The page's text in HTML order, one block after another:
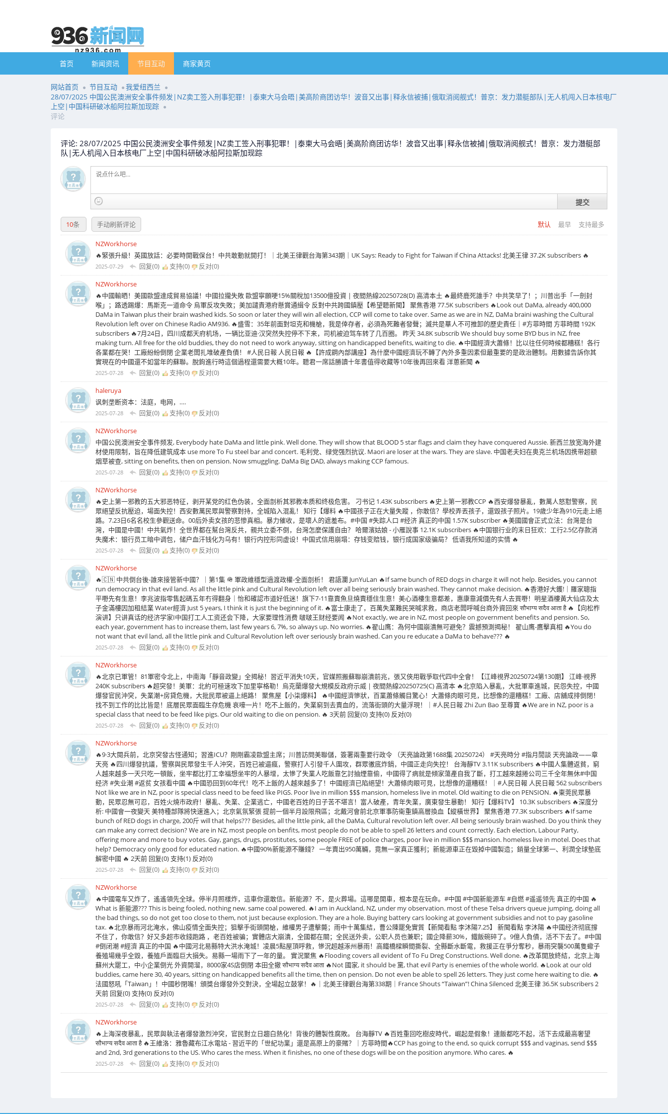
首页 新闻资讯 节目互动 商家黄页
网站首页 节目互动
我爱纽西兰
28/07/2025 中国公民澳洲安全事件频发|NZ卖工签入刑事犯罪！|泰柬大马会晤|美高阶商团访华！波音又出事|释永信被捕|俄取消阅舰式！普京：发力潜艇部队|无人机闯入日本核电厂
上空|中国科研破冰船阿拉斯加现踪
评论
评论: 28/07/2025 中国公民澳洲安全事件频发|NZ卖工签入刑事犯罪！|泰柬大马会晤|美高阶商团访华！波音又出事|释永信被捕|俄取消阅舰式！普京：发力潜艇部
队|无人机闯入日本核电厂上空|中国科研破冰船阿拉斯加现踪
提交
默认 最早 支持最多
10条 手动刷新评论
NZWorkhorse
🔥緊張升級！英國放話：必要時開戰保台！中共敢動就開打！｜北美王律觀台海第343期｜UK Says: Ready to Fight for Taiwan if China Attacks! 北美王律 37.2K subscribers 🔥
2025-07-29 回复(0) 支持(0) 反对(0)
NZWorkhorse
🔥中國輸晒！美國歐盟達成貿易協議！中國拉攏失敗 歐盟寧願哽15%關稅加13500億投資 | 夜間熱線20250728(D) 高清本土 🔥最終鹿死誰手？中共笑早了！；川普出手「一劍封
喉」；路透踢爆：馬斯克一道命令 烏軍反攻失敗；美加譴責港府懸賞通緝令 反對中共跨國鎮壓【希望聽新聞】 聚焦香港 77.5K subscribers 🔥Look out DaMa, already 400,000
DaMa in Taiwan plus their brain washed kids. So soon or later they will win all election, CCP will come to take over. Same as we are in NZ, DaMa braini washing the Cultural
Revolution left over on Chinese Radio AM936. 🔥盛雪：35年前面對坦克和機槍，我是倖存者，必須為死難者發聲；滅共是華人不可推卸的歷史責任｜#方菲時間 方菲時間 192K
subscribers 🔥7月24日，四川成都天府机场，一辆比亚迪·汉突然失控停不下来，司机被迫驾车转了几百圈。 昨天 34.8K subscrib We should buy some BYD bus in NZ, free
making turn. All free for the old buddies, they do not need to work anyway, sitting on handicapped benefits, waiting to die. 🔥中國經濟大蕭條！比以往任何時候都糟糕！各行
各業都在哭！工廠紛紛倒閉 企業老闆扎堆破產負債！ #人民日報 人民日報 🔥【許成鋼內部講座】為什麼中國經濟玩不轉了內外多重因素但最重要的是政治體制。用數據告訴你其
實現在的中國還不如當年的蘇聯。脫鉤進行時這個過程還需要大概10年。聽君一席話勝讀十年書值得收藏等10年後再回來看 洋蔥新聞 🔥
2025-07-28 回复(0) 支持(0) 反对(0)
haleruya
讽刺垄断资本：法庭，电网，….
2025-07-28 回复(0) 支持(0) 反对(0)
NZWorkhorse
中国公民澳洲安全事件频发, Everybody hate DaMa and little pink. Well done. They will show that BLOOD 5 star flags and claim they have conquered Aussie. 新西兰放宽海外建
材使用限制，旨在降低建筑成本 use more To Fu steel bar and concert. 毛利党、绿党强烈抗议. Maori are loser at the wars. They are slave. 中国老夫妇在奥克兰机场因携带超额
烟草被查, sitting on benefits, then on pension. Now smuggling. DaMa Big DAD, always making CCP famous.
2025-07-28 回复(0) 支持(0) 反对(0)
NZWorkhorse
🔥史上第一邪教的五大邪恶特征，剥开某党的红色伪装，全面剖析其邪教本质和终极危害。 刁书记 1.43K subscribers 🔥史上第一邪教CCP 🔥西安爆發暴亂，數萬人怒懟警察，民
眾絕望反抗壓迫，場面失控！西安數萬民眾與警察對持，全城陷入混亂！ 知行【爆料 🔥中國孩子正在大量失蹤 ，你敢信？學校弄丟孩子，還毀孩子照片。19歲少年為910元走上絕
路。7.23日6名名校生參觀送命。00后外卖女孩的悲惨真相。暴力催收，是壞人的遮羞布。#中国 #失踪人口 #经济 真正的中国 1.57K subscriber 🔥美國國會正式立法：台灣是台
灣，中國是中國！中共氣炸！全世界都在幫台灣反共，親共立委不倒，台灣怎麼保護自由？ 哈爾濱姑娘 - 小雁說事 12.1K subscribers 🔥中国银行业的末日狂欢：工行2.5亿存款消
失魔术：银行员工暗中调包，储户血汗钱化为乌有！银行内控形同虚设！中国式信用崩塌：存钱变赔钱，银行成国家级骗局？ 低语我所知道的实情 🔥
2025-07-28 回复(0) 支持(0) 反对(0)
NZWorkhorse
🔥🇨🇳 中共倒台後-誰來接管新中國？｜第1集 🪖 軍政維穩型過渡政權-全面剖析！ 君語瀾 JunYuLan 🔥If same bunch of RED dogs in charge it will not help. Besides, you cannot
run democracy in that evil land. As all the little pink and Cultural Revolution left over all being seriously brain washed. They cannot make decision. 🔥香港好大鑊!｜羅家聰指
平嘢先有生意！李兆波指零售起碼五年冇得翻身｜怡和確認市道好低迷！旗下7-11靠賣魚旦燒賣穩住生意！美心酒樓生意都差，惠康靠減價先有人去買嘢！明星酒樓黃大仙店及太
子金滿樓因加租結業 Water經濟 Just 5 years, I think it is just the beginning of it. 🔥富士康走了，百萬失業難民哭喊求救，商店老闆呼喊台商外資回來 सौभाग्य सदैव आता है 🔥【向松柞
演讲】只讲真话的经济学家I中国打工人工资还会下降，大家要理性消费 啵啵王财经要闻 🔥Not exactly, we are in NZ, most people on government benefits and pension. So,
each year, government has to increase them, last few years 6, 7%, so always up. No worries. 🔥翟山鹰：為何中國崩潰無可避免？震撼預測揭秘！ 翟山鹰-鷹擊真相 🔥You do
not want that evil land, all the little pink and Cultural Revolution left over seriously brain washed. Can you re educate a DaMa to behave??? 🔥
2025-07-28 回复(0) 支持(0) 反对(0)
NZWorkhorse
🔥北京已軍管！81軍密令北上，中南海「靜音政變」全揭秘！習近平消失10天，官媒照搬蘇聯崩潰前兆，張又俠用戰爭取代四中全會！【江峰視界20250724第130期】 江峰·視界
240K subscribers 🔥超突發！美軍：北約可極速攻下加里寧格勒！烏克蘭爆發大規模反政府示威 | 夜間熱線20250725(C) 高清本 🔥北京陷入暴亂，大批軍車進城，民怨失控，中國
爆發官民沖突，失業潮+房貸危機，大批民眾被逼上絕路！ 聚焦屋【小柒爆料】 🔥中國經濟慘狀，百業蕭條觸目驚心！大蕭條肉眼可見，比想像的還糟糕！工廠、店舖成排倒閉！
找不到工作的比比皆是！底層民眾面臨生存危機 哀嚎一片！吃不上飯的，失業窮到去賣血的，流落街頭的大量浮現！｜#人民日報 Zhi Zun Bao 至尊寶 🔥We are in NZ, poor is a
special class that need to be feed like pigs. Our old waiting to die on pension. 🔥 3天前 回复(0) 支持(0) 反对(0)
2025-07-28 回复(0) 支持(0) 反对(0)
NZWorkhorse
🔥9·3大閱兵前，北京突發古怪通知；習進ICU？剛剛霸凌歐盟主席；川普訪問美聯儲，簽署兩重要行政令 （天亮論政第1688集 20250724） #天亮時分 #指月閒談 天亮論政——章
天亮 🔥四川爆發抗議，警察與民眾發生千人沖突，百姓已被逼瘋，警察打人引發千人圍攻，群眾徹底炸鍋，中國正走向失控！ 台海靜TV 3.11K subscribers 🔥中國人集體返貧，窮
人越來越多一天只吃一頓飯，坐牢都比打工幸福想坐牢的人暴增，太慘了失業人吃飯靠乞討抽煙靠偷，中國得了病就是傾家蕩產自我了斷，打工越來越捲公司三千全年無休#中国
经济 #失业潮 #返贫 女孩看中國 🔥中國恐回到60年代！吃不上飯的人越來越多了！中國經濟已陷絕望！大蕭條肉眼可見，比想像的還糟糕！｜#人民日報 人民日報 562 subscribers
Not like we are in NZ, poor is special class need to be feed like PIGS. Poor live in million $$$ mansion, homeless live in motel. Old waiting to die on PENSION. 🔥東莞民眾暴
動，民眾忍無可忍，百姓火燒市政府！暴亂、失業、企業逃亡，中國老百姓的日子苦不堪言！富人破產，青年失業，廣東發生暴動！ 知行【爆料TV】 10.3K subscribers 🔥深度分
析: 中國會一夜變天 美特種部隊將快速進入；北京氣氛緊張 提前一個半月設限飛區；北戴河會前北京軍事防衛重鎮高層換血【縱橫世界】 聚焦香港 77.3K subscribers 🔥If same
bunch of RED dogs in charge, 200斤 will that helps??? Besides, all the little pink, all the DaMa, Cultural revolution left over. All being seriously brain washed. Do you think they
can make any correct decision? We are in NZ, most people on benfits, most people do not be able to spell 26 letters and count correctly. Each election, Labour Party,
offering more and more to buy votes. Gay, gangs, drugs, prostitutes, some people FREE of police charges, poor live in million $$$ mansion. homeless live in motel. Does that
help? Democracy only good for educated nation. 🔥中國90%新能源不賺錢？ 一年賣出950萬輛，竟無一家真正獲利；新能源車正在毀掉中國製造；銷量全球第一、利潤全球墊底
解密中國 🔥 2天前 回复(0) 支持(1) 反对(0)
2025-07-28 回复(0) 支持(0) 反对(0)
NZWorkhorse
🔥中國電车又炸了，遙遙領先全球。停半月照樣炸，這車你還敢信。新能源？不，是火葬場。這哪是開車，根本是在玩命。#中国 #中国新能源车 #自燃 #遥遥领先 真正的中国 🔥
What is 新能源??? This is being fooled, nothing new. same coal powered. 🔥I am in Auckland, NZ, under my observation. most of these Telsa drivers queue jumping, doing all
the bad things, so do not get too close to them, not just because explosion. They are a hole. Buying battery cars looking at government subsidies and not to pay gasoline
tax. 🔥北京暴雨河北淹水，佛山疫情全面失控；狙擊手街頭開槍，維權男子遭擊斃；雨中十萬集結，曹公陳罷免實質【新聞看點 李沐陽7.25】 新聞看點 李沐陽 🔥中國经济彻底撐
不住了，你敢信？好又多超市收錢跑路 ，老百姓被骗；實體店大崩潰，全國都在關；全民送外卖，公职人员也兼职；國企降薪30%，鐵飯碗碎了。9億人負債，活不下去了。#中国
#倒闭潮 #經濟 真正的中国 🔥中國河北易縣特大洪水淹城！凌晨5點屋頂呼救，慘況超越涿州暴雨！高鐵橋樑瞬間撕裂、全縣斷水斷電，救援正在爭分奪秒，暴雨突襲500萬隻蠍子
養殖場幾乎全毀，養殖戶面臨巨大損失。易縣一場雨下了一年的量。 實況聚焦 🔥Flooding covers all evident of To Fu Dreg Constructions. Well done. 🔥改革開放終結，北京上海
蘇州大罷工，中小企業倒光 外資開溜，8000家4S店倒閉 本田全撤 सौभाग्य सदैव आता 🔥Not 國家, it should be 黨, that evil Party is enemies of the whole world. 🔥Look at our old
buddies, came here 30, 40 years, sitting on handicapped benefits all the time, then on pension. Do not even be able to spell 26 letters. They just come here waiting to die. 🔥
法國怒吼「Taiwan」！中國秒閉嘴！頒獎台爆發外交對決，全場起立鼓掌！🔥｜北美王律觀台海第338期｜France Shouts “Taiwan”! China Silenced 北美王律 36.5K subscribers 2
天前 回复(0) 支持(0) 反对(0)
2025-07-28 回复(0) 支持(0) 反对(0)
NZWorkhorse
🔥上海深夜暴亂，民眾與執法者爆發激烈沖突，官民對立日趨白熱化！背後的體製性腐敗。 台海靜TV 🔥百姓重回吃樹皮時代，崛起是假象！連飯都吃不起，活下去成最高奢望
सौभाग्य सदैव आता है 🔥王維洛：雅魯藏布江水電站 - 習近平的「世紀功業」還是高原上的豪賭？｜方菲時間🔥CCP has going to the end, so quick corrupt $$$ and vaginas, send $$$
and 2nd, 3rd generations to the US. Who cares the mess. When it finishes, no one of these dogs will be on the position anymore. Who cares. 🔥
2025-07-28 回复(0) 支持(0) 反对(0)